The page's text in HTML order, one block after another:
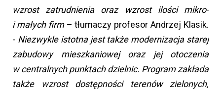
wzrost zatrudnienia oraz wzrost ilości mikro-
i małych firm – tłumaczy profesor Andrzej Klasik.
- Niezwykle istotna jest także modernizacja starej
zabudowy mieszkaniowej oraz jej otoczenia
w centralnych punktach dzielnic. Program zakłada
także wzrost dostępności terenów zielonych,